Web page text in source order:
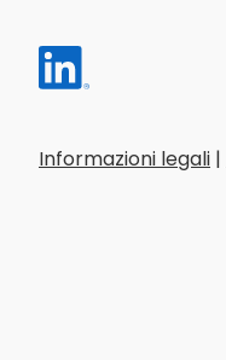
Informazioni legali |